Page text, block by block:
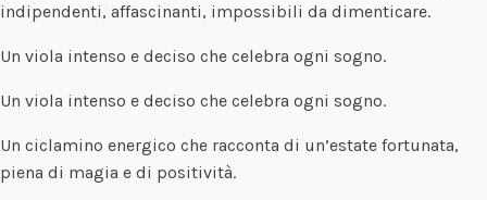
indipendenti, affascinanti, impossibili da dimenticare.
Un viola intenso e deciso che celebra ogni sogno.
Un viola intenso e deciso che celebra ogni sogno.
Un ciclamino energico che racconta di un’estate fortunata,
piena di magia e di positività.